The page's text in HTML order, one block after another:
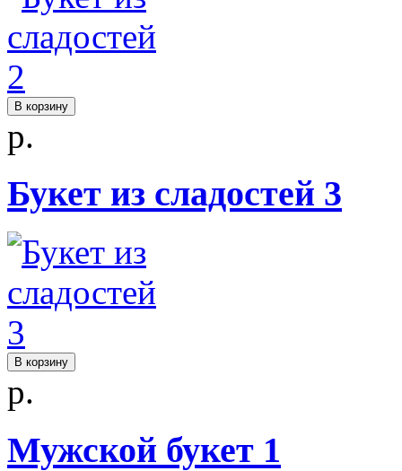
В корзину
р.
Букет из сладостей 3
В корзину
р.
Мужской букет 1